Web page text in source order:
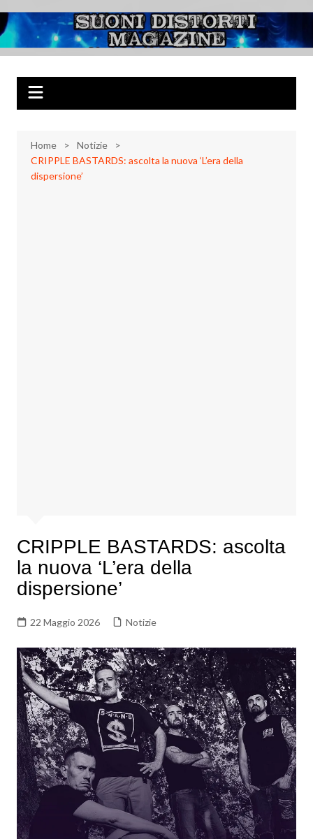
al
contenuto
Suoni Distorti
Magazine
Musica Rock, Metal, Punk e varie sonorità alternative
Home
Notizie
CRIPPLE BASTARDS: ascolta la nuova ‘L’era della
dispersione’
CRIPPLE BASTARDS: ascolta
la nuova ‘L’era della
dispersione’
22 Maggio 2026 Notizie